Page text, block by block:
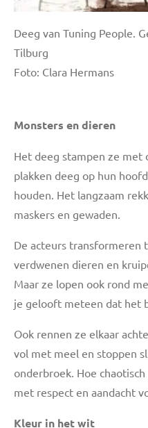
Deeg van Tuning People.
Tilburg
Foto: Clara Hermans
Monsters en dieren
Het deeg stampen ze met
plakken deeg op hun
houden. Het langzaam
maskers en gewaden.
De acteurs transformeren
verdwenen dieren en
Maar ze lopen ook rond
je gelooft meteen dat het
Ook rennen ze elkaar
vol met meel en stoppen
onderbroek. Hoe
met respect en aandacht
Kleur in het wit